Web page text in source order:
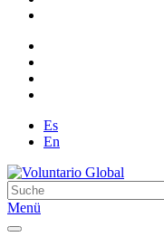
Es
En
Menü